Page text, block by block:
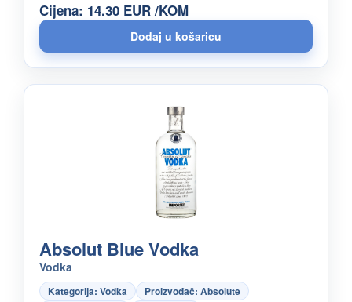
Cijena: 14.30 EUR /KOM
Absolut Blue Vodka
Vodka
Kategorija: Vodka
Proizvođač: Absolute